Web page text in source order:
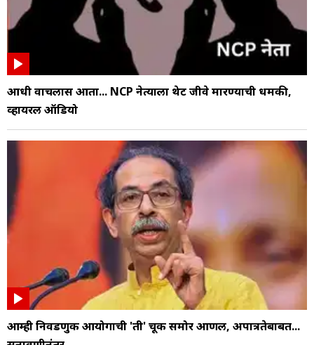
आधी वाचलास आता... NCP नेत्याला थेट जीवे मारण्याची धमकी,
व्हायरल ऑडियो
आम्ही निवडणुक आयोगाची 'ती' चूक समोर आणली, अपात्रतेबाबत...